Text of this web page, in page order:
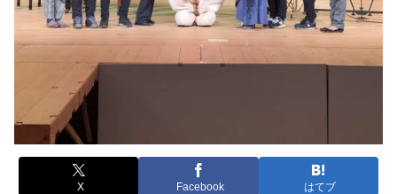
X Facebook はてブ